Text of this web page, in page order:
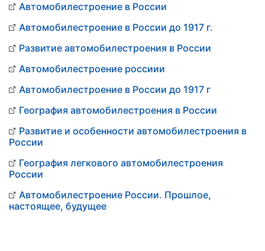
Автомобилестроение в России
Автомобилестроение в России до 1917 г.
Развитие автомобилестроения в России
Автомобилестроение россиии
Автомобилестроение в России до 1917 г
География автомобилестроения в России
Развитие и особенности автомобилестроения в
России
География легкового автомобилестроения
России
Автомобилестроение России. Прошлое,
настоящее, будущее